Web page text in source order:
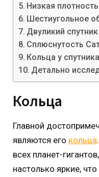
Низкая плотность
Шестиугольное
Двуликий спутник
Сплюснутость
Кольца у спутника
Детально
Кольца
Главной
являются его кольца
всех планет-
настолько яркие,